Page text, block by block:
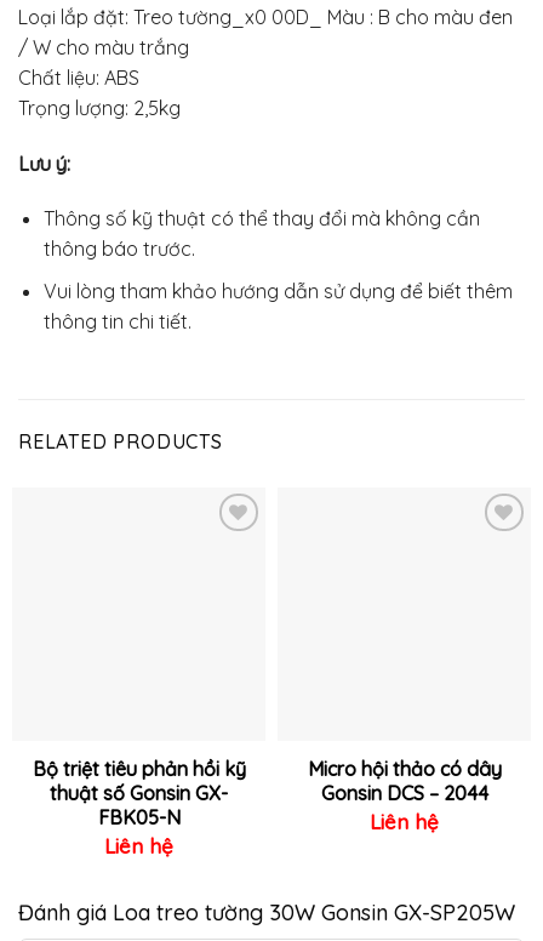
Loại lắp đặt: Treo tường_x0 00D_ Màu : B cho màu đen
/ W cho màu trắng
Chất liệu: ABS
Trọng lượng: 2,5kg
Lưu ý:
Thông số kỹ thuật có thể thay đổi mà không cần
thông báo trước.
Vui lòng tham khảo hướng dẫn sử dụng để biết thêm
thông tin chi tiết.
RELATED PRODUCTS
Bộ triệt tiêu phản hồi kỹ
thuật số Gonsin GX-
FBK05-N
Liên hệ
Micro hội thảo có dây
Gonsin DCS – 2044
Liên hệ
Đánh giá Loa treo tường 30W Gonsin GX-SP205W